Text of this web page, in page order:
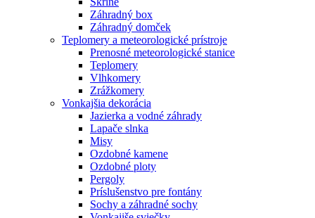
Záhradný box
Záhradný domček
Teplomery a meteorologické prístroje
Prenosné meteorologické stanice
Teplomery
Vlhkomery
Zrážkomery
Vonkajšia dekorácia
Jazierka a vodné záhrady
Lapače slnka
Misy
Ozdobné kamene
Ozdobné ploty
Pergoly
Príslušenstvo pre fontány
Sochy a záhradné sochy